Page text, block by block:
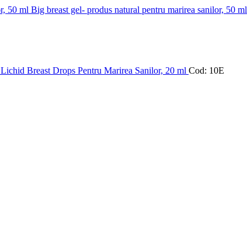
Big breast gel- produs natural pentru marirea sanilor, 50 ml
Lichid Breast Drops Pentru Marirea Sanilor, 20 ml Cod: 10E